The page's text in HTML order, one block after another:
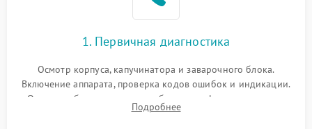
1. Первичная диагностика
Осмотр корпуса, капучинатора и заварочного блока.
Включение аппарата, проверка кодов ошибок и индикации.
Оценка работы помпы, термоблока и кофемолки на слух.
Измерение температуры и давления воды для выявления
Подробнее